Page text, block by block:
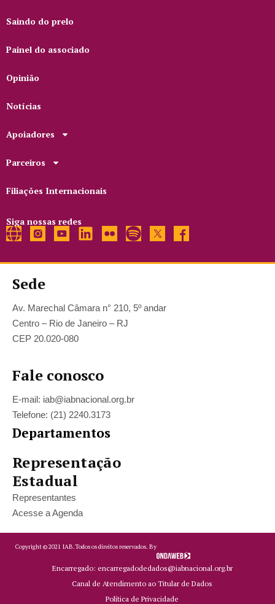
Saindo do prelo
Painel do associado
Opinião
Notícias
Apoiadores
Parceiros
Filiações Internacionais
Siga nossas redes
Sede
Av. Marechal Câmara n° 210, 5º andar
Centro – Rio de Janeiro – RJ
CEP 20.020-080
Fale conosco
E-mail: iab@iabnacional.org.br
Telefone: (21) 2240.3173
Departamentos
Representação
Estadual
Representantes
Acesse a Agenda
Copyright ©2021 IAB.Todos os direitos reservados. By
Encarregado: encarregadodedados@iabnacional.org.br
Canal de Atendimento ao Titular de Dados
Política de Privacidade